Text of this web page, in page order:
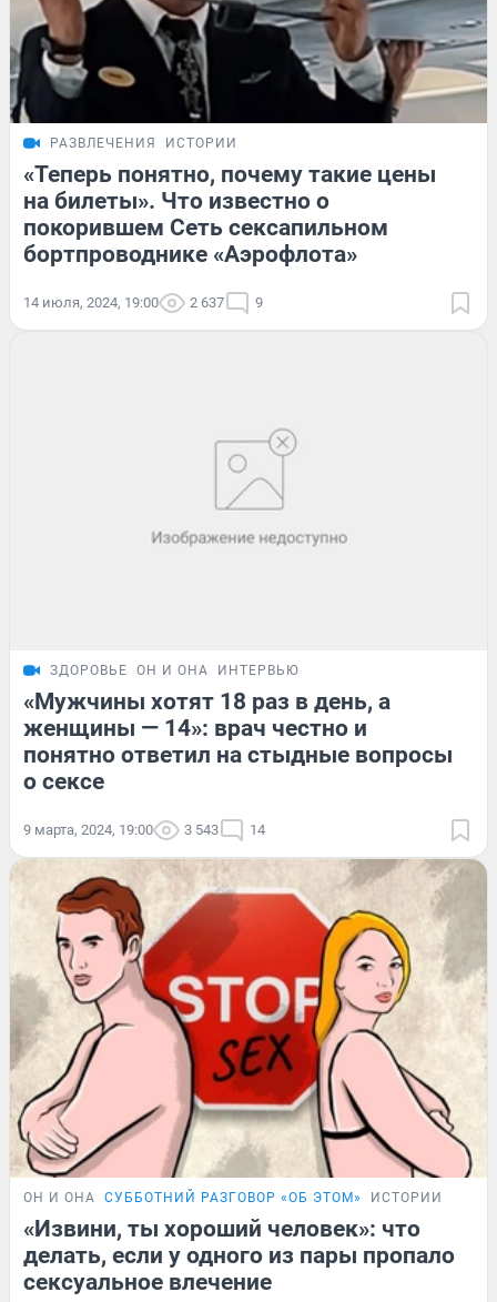
РАЗВЛЕЧЕНИЯ ИСТОРИИ
«Теперь понятно, почему такие цены
на билеты». Что известно о
покорившем Сеть сексапильном
бортпроводнике «Аэрофлота»
14 июля, 2024, 19:00 2 637 9
ЗДОРОВЬЕ ОН И ОНА ИНТЕРВЬЮ
«Мужчины хотят 18 раз в день, а
женщины — 14»: врач честно и
понятно ответил на стыдные вопросы
о сексе
9 марта, 2024, 19:00 3 543 14
ОН И ОНА СУББОТНИЙ РАЗГОВОР «ОБ ЭТОМ» ИСТОРИИ
«Извини, ты хороший человек»: что
делать, если у одного из пары пропало
сексуальное влечение